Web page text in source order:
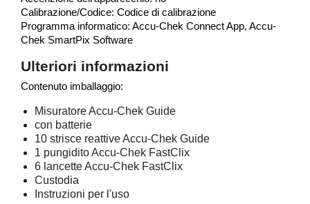
Calibrazione/Codice: Codice di calibrazione
Programma informatico: Accu-Chek Connect App, Accu-
Chek SmartPix Software
Ulteriori informazioni
Contenuto imballaggio:
Misuratore Accu-Chek Guide
con batterie
10 strisce reattive Accu-Chek Guide
1 pungidito Accu-Chek FastClix
6 lancette Accu-Chek FastClix
Custodia
Instruzioni per l'uso